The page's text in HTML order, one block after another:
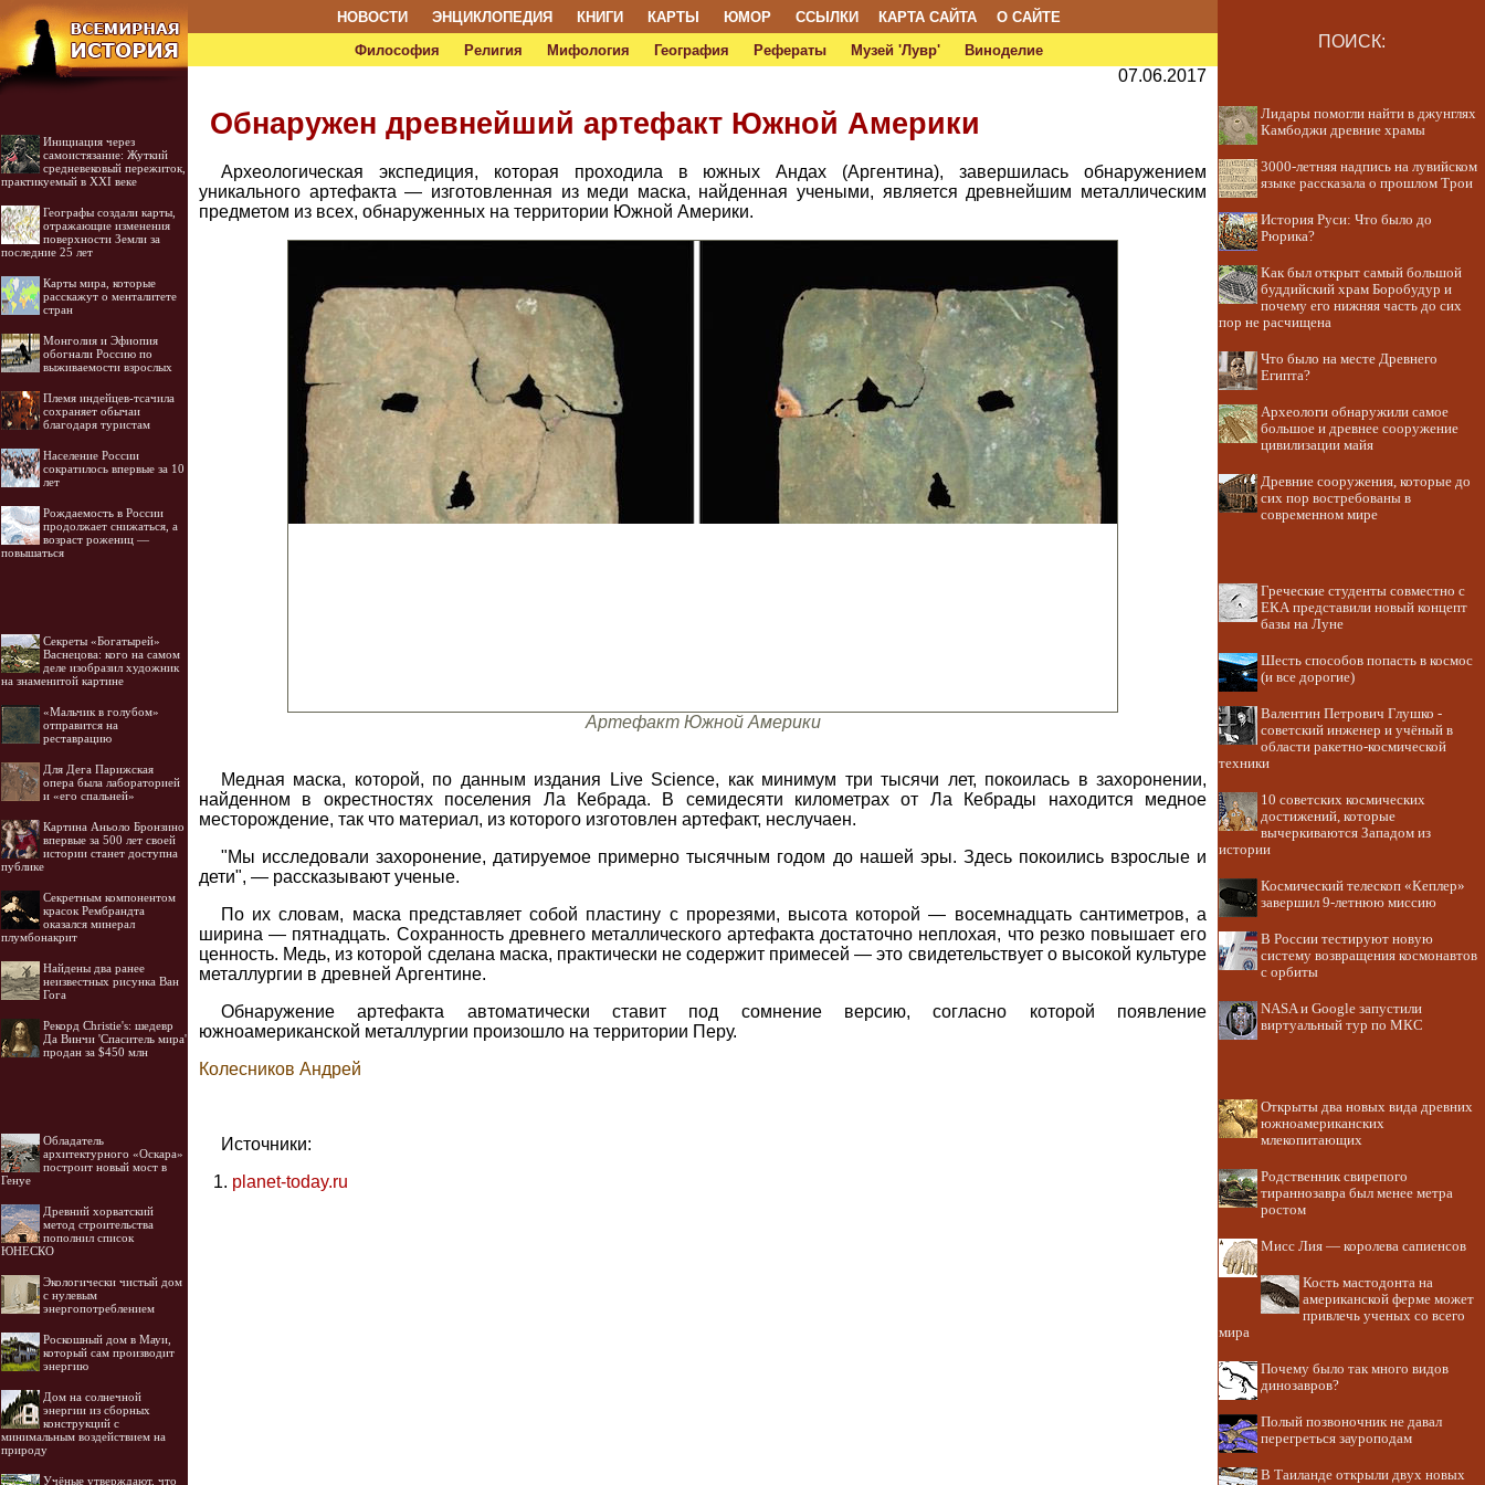
НОВОСТИ ЭНЦИКЛОПЕДИЯ КНИГИ КАРТЫ ЮМОР ССЫЛКИ КАРТА САЙТА
О САЙТЕ
Философия
Религия Мифология География Рефераты Музей 'Лувр' Виноделие ПОИСК:
Инициация через
самоистязание: Жуткий
средневековый пережиток,
практикуемый в XXI веке
Географы создали карты,
отражающие изменения
поверхности Земли за
последние 25 лет
Карты мира, которые
расскажут о менталитете
стран
Монголия и Эфиопия
обогнали Россию по
выживаемости взрослых
Племя индейцев-тсачила
сохраняет обычаи
благодаря туристам
Население России
сократилось впервые за 10
лет
Рождаемость в России
продолжает снижаться, а
возраст рожениц —
повышаться
Секреты «Богатырей»
Васнецова: кого на самом
деле изобразил художник
на знаменитой картине
«Мальчик в голубом»
отправится на
реставрацию
Для Дега Парижская
опера была лабораторией
и «его спальней»
Картина Аньоло Бронзино
впервые за 500 лет своей
истории станет доступна
публике
Секретным компонентом
красок Рембрандта
оказался минерал
плумбонакрит
Найдены два ранее
неизвестных рисунка Ван
Гога
Рекорд Christie's: шедевр
Да Винчи 'Спаситель мира'
продан за $450 млн
Обладатель
архитектурного «Оскара»
построит новый мост в
Генуе
Древний хорватский
метод строительства
пополнил список
ЮНЕСКО
Экологически чистый дом
с нулевым
энергопотреблением
Роскошный дом в Мауи,
который сам производит
энергию
Дом на солнечной
энергии из сборных
конструкций с
минимальным воздействием на
природу
Учёные утверждают, что
07.06.2017
Обнаружен древнейший артефакт Южной Америки
Археологическая экспедиция, которая проходила в южных Андах (Аргентина), завершилась обнаружением
уникального артефакта — изготовленная из меди маска, найденная учеными, является древнейшим металлическим
предметом из всех, обнаруженных на территории Южной Америки.
Артефакт Южной Америки
Медная маска, которой, по данным издания Live Science, как минимум три тысячи лет, покоилась в захоронении,
найденном в окрестностях поселения Ла Кебрада. В семидесяти километрах от Ла Кебрады находится медное
месторождение, так что материал, из которого изготовлен артефакт, неслучаен.
"Мы исследовали захоронение, датируемое примерно тысячным годом до нашей эры. Здесь покоились взрослые и
дети", — рассказывают ученые.
По их словам, маска представляет собой пластину с прорезями, высота которой — восемнадцать сантиметров, а
ширина — пятнадцать. Сохранность древнего металлического артефакта достаточно неплохая, что резко повышает его
ценность. Медь, из которой сделана маска, практически не содержит примесей — это свидетельствует о высокой культуре
металлургии в древней Аргентине.
Обнаружение артефакта автоматически ставит под сомнение версию, согласно которой появление
южноамериканской металлургии произошло на территории Перу.
Колесников Андрей
Источники:
planet-today.ru
Лидары помогли найти в джунглях
Камбоджи древние храмы
3000-летняя надпись на лувийском
языке рассказала о прошлом Трои
История Руси: Что было до
Рюрика?
Как был открыт самый большой
буддийский храм Боробудур и
почему его нижняя часть до сих
пор не расчищена
Что было на месте Древнего
Египта?
Археологи обнаружили самое
большое и древнее сооружение
цивилизации майя
Древние сооружения, которые до
сих пор востребованы в
современном мире
Греческие студенты совместно с
ЕКА представили новый концепт
базы на Луне
Шесть способов попасть в космос
(и все дорогие)
Валентин Петрович Глушко -
советский инженер и учёный в
области ракетно-космической
техники
10 советских космических
достижений, которые
вычеркиваются Западом из
истории
Космический телескоп «Кеплер»
завершил 9-летнюю миссию
В России тестируют новую
систему возвращения космонавтов
с орбиты
NASA и Google запустили
виртуальный тур по МКС
Открыты два новых вида древних
южноамериканских
млекопитающих
Родственник свирепого
тираннозавра был менее метра
ростом
Мисс Лия — королева сапиенсов
Кость мастодонта на
американской ферме может
привлечь ученых со всего
мира
Почему было так много видов
динозавров?
Полый позвоночник не давал
перегреться зауроподам
В Таиланде открыли двух новых